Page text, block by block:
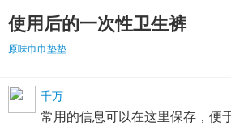
使用后的一次性卫生裤
原味巾巾垫垫
千万
常用的信息可以在这里保存，便